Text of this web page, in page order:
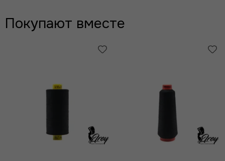
Покупают вместе